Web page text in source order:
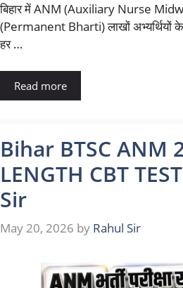
बिहार में ANM (Auxiliary Nurse
(Permanent Bharti) लाखों अभ्यर्थियों
हर …
Read more
Bihar BTSC ANM
LENGTH CBT
Sir
May 20, 2026 by Rahul Sir